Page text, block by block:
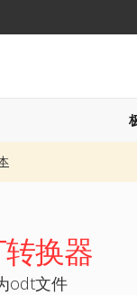
转换器
odt文件